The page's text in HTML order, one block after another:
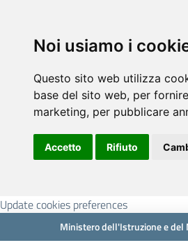
Noi usiamo i
Questo sito web utilizza
base del sito web, per
marketing, per pubblicare
Accetto Rifiuto
Update cookies preferences
Ministero dell'Istruzione e del